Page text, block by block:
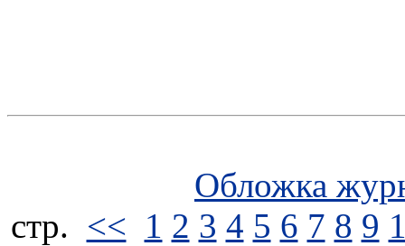
Обложка
стp. << 1 2 3 4 5 6 7 8 9